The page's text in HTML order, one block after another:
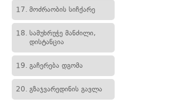
17. მოძრაობის სიჩქარე
18. სამუხრუჭე მანძილი,
დისტანცია
19. გაჩერება დგომა
20. გზაჯვარედინის გავლა